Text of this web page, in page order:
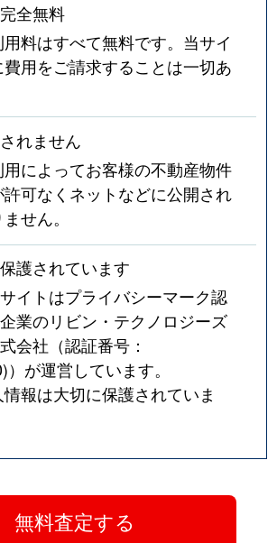
全無料
料はすべて無料です。当サイ
費用をご請求することは一切あ
れません
によってお客様の不動産物件
可なくネットなどに公開され
せん。
護されています
イトはプライバシーマーク認
業のリビン・テクノロジーズ
会社（認証番号：
）が運営しています。
報は大切に保護されていま